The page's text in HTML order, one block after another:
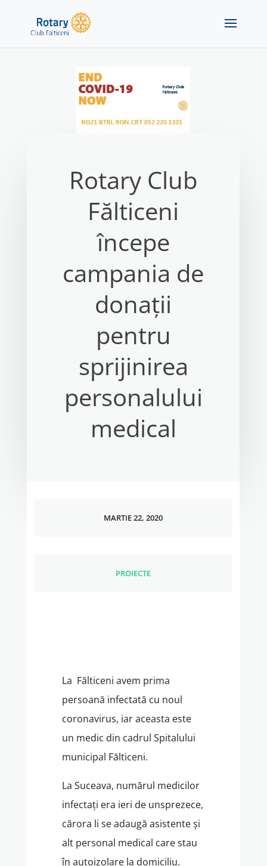
Rotary Club
Fălticeni
începe
campania de
donații
pentru
sprijinirea
personalului
medical
MARTIE 22, 2020
PROIECTE
La Fălticeni avem prima
persoană infectată cu noul
coronavirus, iar aceasta este
un medic din cadrul Spitalului
municipal Fălticeni.
La Suceava, numărul medicilor
infectați era ieri de unsprezece,
cărora li se adaugă asistente și
alt personal medical care stau
în autoizolare la domiciliu.